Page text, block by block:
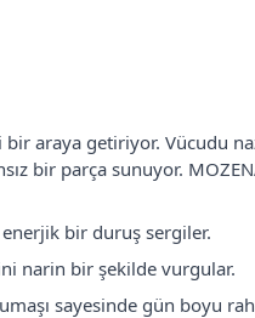
araya getiriyor. Vücudu
bir parça sunuyor.
bir duruş sergiler.
narin bir şekilde vurgular.
sayesinde gün boyu